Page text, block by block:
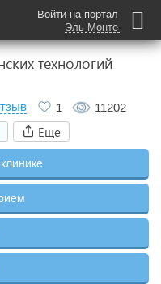
Войти на портал
Эль-Монте
технологий
1 11202
Еще